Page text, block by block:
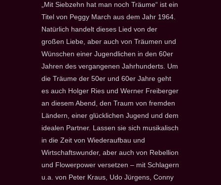
„Mit Siebzehn hat man noch Träume“ ist ein
Titel von Peggy March aus dem Jahr 1964.
Natürlich handelt dieses Lied von der
großen Liebe, aber auch von Träumen und
Wünschen einer Jugendlichen in den 60er
Jahren des vergangenen Jahrhunderts. Um
die Träume der 50er und 60er Jahre geht
es auch Holger Ries und Werner Freiberger
an diesem Abend, den Traum von fremden
Ländern, einer glücklichen Jugend und dem
idealen Partner. Lassen sie sich musikalisch
in die Zeit von Wiederaufbau und
Wirtschaftswunder, aber auch von Rebellion
und Flowerpower versetzen – mit Schlagern
u.a. von Peter Kraus, Udo Jürgens, Conny